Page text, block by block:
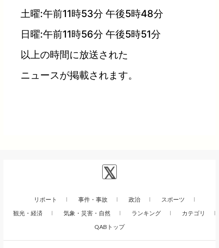
土曜:午前11時53分 午後5時48分
日曜:午前11時56分 午後5時51分
以上の時間に放送された
ニュースが掲載されます。
リポート 事件・事故 政治
スポーツ
観光・経済
気象・災害・自然 ランキング
カテゴリ
QABトップ